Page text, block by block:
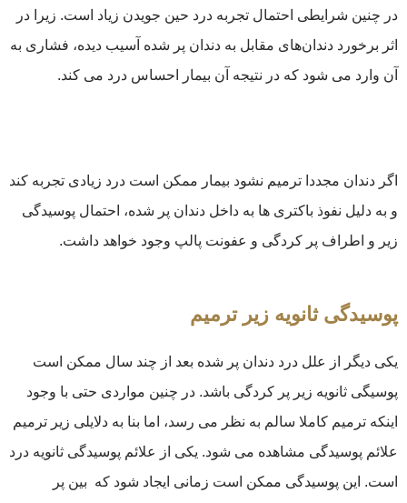
در چنین شرایطی احتمال تجربه درد حین جویدن زیاد است. زیرا در
اثر برخورد دندان‌های مقابل به دندان پر شده آسیب دیده، فشاری به
آن وارد می شود که در نتیجه آن بیمار احساس درد می کند.
اگر دندان مجددا ترمیم نشود بیمار ممکن است درد زیادی تجربه کند
و به دلیل نفوذ باکتری ها به داخل دندان پر شده، احتمال پوسیدگی
زیر و اطراف پر کردگی و عفونت پالپ وجود خواهد داشت.
پوسیدگی ثانویه زیر ترمیم
یکی دیگر از علل درد دندان پر شده بعد از چند سال ممکن است
پوسیگی ثانویه زیر پر کردگی باشد. در چنین مواردی حتی با وجود
اینکه ترمیم کاملا سالم به نظر می رسد، اما بنا به دلایلی زیر ترمیم
علائم پوسیدگی مشاهده می شود. یکی از علائم پوسیدگی ثانویه درد
است. این پوسیدگی ممکن است زمانی ایجاد شود که بین پر